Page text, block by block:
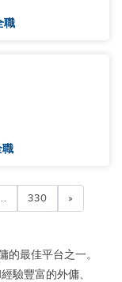
職
職
330 »
的最佳平台之一。
驗豐富的外傭、